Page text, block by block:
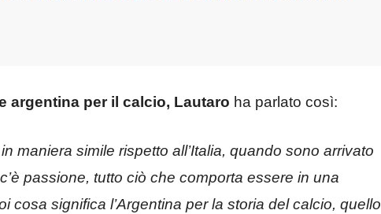
argentina per il calcio, Lautaro ha parlato così:
maniera simile rispetto all’Italia, quando sono arrivato
passione, tutto ciò che comporta essere in una
cosa significa l’Argentina per la storia del calcio, quello